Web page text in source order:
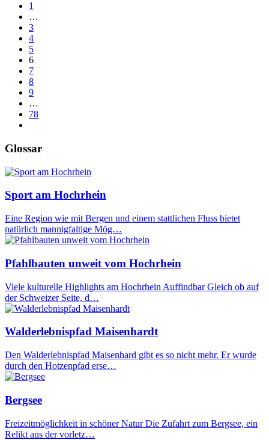
1
…
3
4
5
6
7
8
9
…
78
Glossar
Sport am Hochrhein
Eine Region wie mit Bergen und einem stattlichen Fluss bietet
natürlich mannigfaltige Mög…
Pfahlbauten unweit vom Hochrhein
Viele kulturelle Highlights am Hochrhein Auffindbar Gleich ob auf
der Schweizer Seite, d…
Walderlebnispfad Maisenhardt
Den Walderlebnispfad Maisenhard gibt es so nicht mehr. Er wurde
durch den Hotzenpfad erse…
Bergsee
Freizeitmöglichkeit in schöner Natur Die Zufahrt zum Bergsee, ein
Relikt aus der vorletz…